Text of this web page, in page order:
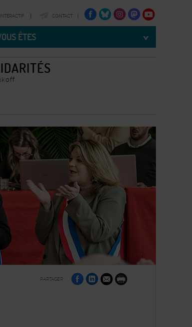
CONTACT
FACEBOOKTWITTERINSTAGRAMTWITTERYOUTUBE
ÊTES
PARTAGER :
sur
Facebook
sur
Linkedin
par
e-
mail
Imprimer